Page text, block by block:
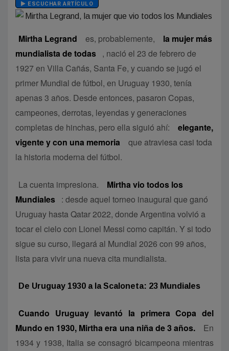
ESCUCHAR ARTÍCULO
Mirtha Legrand es, probablemente,
la mujer más
mundialista de todas , nació el 23 de febrero de
1927 en Villa Cañás, Santa Fe, y cuando se jugó el
primer Mundial de fútbol, en Uruguay 1930, tenía
apenas 3 años. Desde entonces, pasaron Copas,
campeones, derrotas, leyendas y generaciones
completas de hinchas, pero ella siguió ahí:
elegante,
vigente y con una memoria
que atraviesa casi toda
la historia moderna del fútbol.
La cuenta impresiona.
Mirtha vio todos los
Mundiales : desde aquel torneo inaugural que ganó
Uruguay hasta Qatar 2022, donde Argentina volvió a
tocar el cielo con Lionel Messi como capitán. Y si todo
sigue su curso, llegará al Mundial 2026 con 99 años,
lista para vivir una nueva cita mundialista.
De Uruguay 1930 a la Scaloneta: 23 Mundiales
Cuando Uruguay levantó la primera Copa del
Mundo en 1930, Mirtha era una niña de 3 años.
En
1934 y 1938, Italia se consagró bicampeona mientras